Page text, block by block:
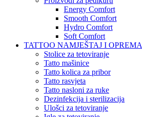
Energy Comfort
Smooth Comfort
Hydro Comfort
Soft Comfort
TATTOO NAMJEŠTAJ I OPREMA
Stolice za tetoviranje
Tatto mašinice
Tatto kolica za pribor
Tatto rasvjeta
Tatto nasloni za ruke
Dezinfekcija i sterilizacija
Ulošci za tetoviranje